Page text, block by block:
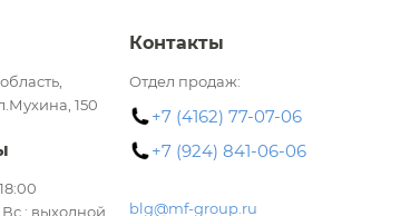
150
Вс.: выходной
Контакты
Отдел продаж:
+7 (4162) 77-07-06
+7 (924) 841-06-06
blg@mf-group.ru